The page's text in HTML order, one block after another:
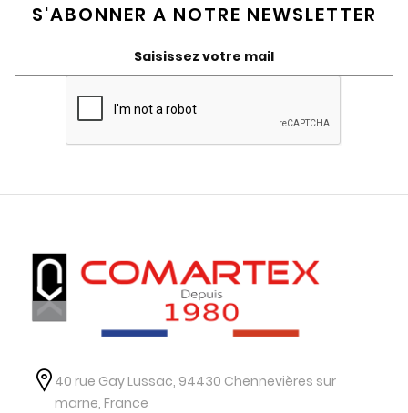
S'ABONNER A NOTRE NEWSLETTER
40 rue Gay Lussac, 94430 Chennevières sur
marne, France